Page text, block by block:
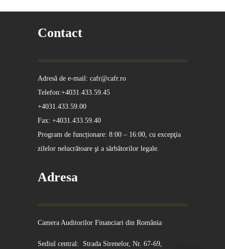
Contact
Adresă de e-mail: cafr@cafr.ro
Telefon:+4031.433.59.45
+4031.433.59.00
Fax: +4031.433.59.40
Program de funcționare: 8:00 – 16:00, cu excepţia
zilelor nelucrătoare şi a sărbătorilor legale.
Adresa
Camera Auditorilor Financiari din România
Sediul central: Strada Sirenelor, Nr. 67-69,